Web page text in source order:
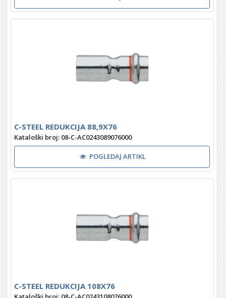
C-STEEL REDUKCIJA 88,9X76
Kataloški broj: 08-C-AC0243089076000
POGLEDAJ ARTIKL
C-STEEL REDUKCIJA 108X76